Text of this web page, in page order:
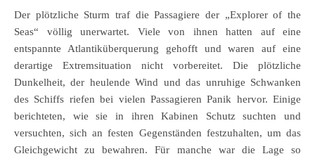
Der plötzliche Sturm traf die Passagiere der „Explorer of the
Seas“ völlig unerwartet. Viele von ihnen hatten auf eine
entspannte Atlantiküberquerung gehofft und waren auf eine
derartige Extremsituation nicht vorbereitet. Die plötzliche
Dunkelheit, der heulende Wind und das unruhige Schwanken
des Schiffs riefen bei vielen Passagieren Panik hervor. Einige
berichteten, wie sie in ihren Kabinen Schutz suchten und
versuchten, sich an festen Gegenständen festzuhalten, um das
Gleichgewicht zu bewahren. Für manche war die Lage so